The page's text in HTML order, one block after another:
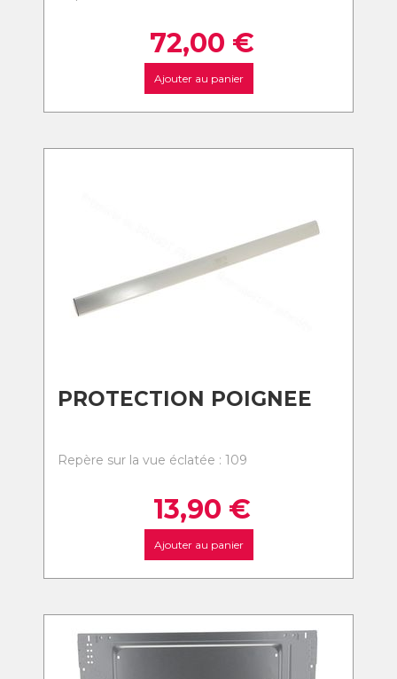
72,00 €
Ajouter au panier
PROTECTION POIGNEE
Repère sur la vue éclatée : 109
13,90 €
Ajouter au panier